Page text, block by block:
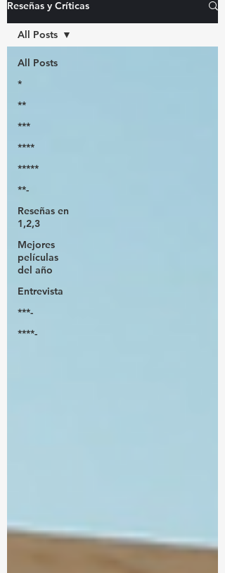
Reseñas y Críticas
All Posts
*
**
***
****
*****
**-
Reseñas en
1,2,3
Mejores
películas
del año
Entrevista
***-
****-
All Posts